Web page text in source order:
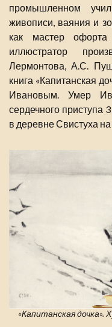
промышленном
живописи, ваяния и
как мастер
иллюстратор
Лермонтова, А.С.
книга «Капитанская
Ивановым. Умер
сердечного приступа
в деревне Свистуха
«Капитанская дочка».